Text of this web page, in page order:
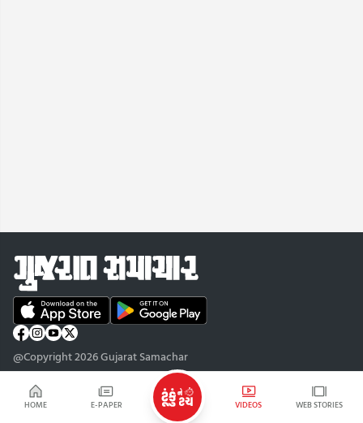
HOME E-PAPER VIDEOS WEB STORIES
@Copyright 2026 Gujarat Samachar